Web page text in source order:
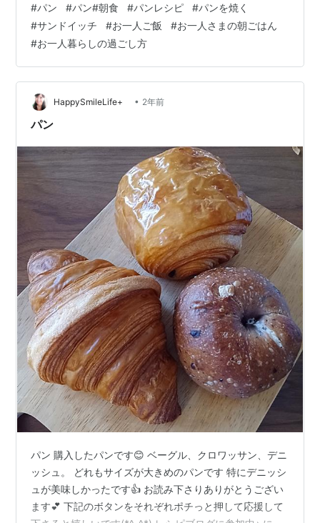
と、私は思ってる。 日本で美味しいと言われるいろんな
お店で食パンを買うも、どれもふかふかしてて、まるで
白いご飯。美味しいかもしれないけれど、サンドイッチ
にすると、ふにゃふにゃべちゃべちゃになるし、小麦の
味がしなくて具材に負ける。 以前、知人に紹介してもら
ってドイツパンを通販で購入してたのは気に入…
#パン #パン#朝食 #パンレシピ #パンを焼く
#サンドイッチ #お一人ご飯 #お一人さまの朝ごはん
#お一人暮らしの過ごし方
HappySmileLife+ • 2年前
パン
パン 購入したパンです😊 ベーグル、クロワッサン、デニ
ッシュ。 どれもサイズが大きめのパンです 特にデニッシ
ュが美味しかったです👍 お読み下さりありがとうござい
ます💕 下記のボタンをそれぞれポチっと押して応援して